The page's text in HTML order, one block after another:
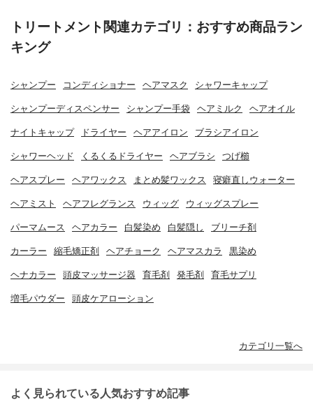
トリートメント関連カテゴリ：おすすめ商品ラン
キング
シャンプー コンディショナー ヘアマスク シャワーキャップ
シャンプーディスペンサー シャンプー手袋 ヘアミルク ヘアオイル
ナイトキャップ ドライヤー ヘアアイロン ブラシアイロン
シャワーヘッド くるくるドライヤー ヘアブラシ つげ櫛
ヘアスプレー ヘアワックス まとめ髪ワックス 寝癖直しウォーター
ヘアミスト ヘアフレグランス ウィッグ ウィッグスプレー
パーマムース ヘアカラー 白髪染め 白髪隠し ブリーチ剤
カーラー 縮毛矯正剤 ヘアチョーク ヘアマスカラ 黒染め
ヘナカラー 頭皮マッサージ器 育毛剤 発毛剤 育毛サプリ
増毛パウダー 頭皮ケアローション
カテゴリ一覧へ
よく見られている人気おすすめ記事